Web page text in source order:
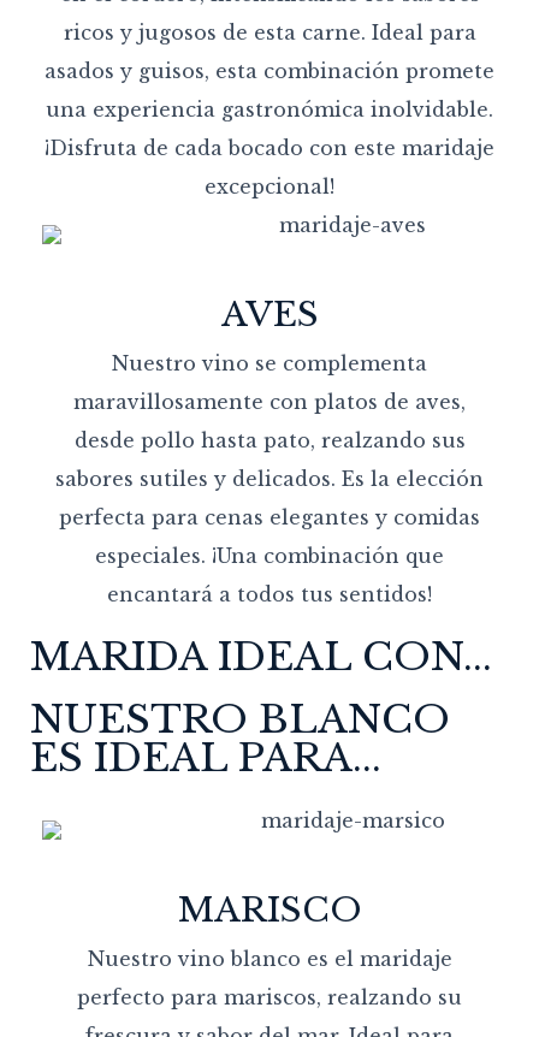
ricos y jugosos de esta carne. Ideal para
asados y guisos, esta combinación promete
una experiencia gastronómica inolvidable.
¡Disfruta de cada bocado con este maridaje
excepcional!
AVES
Nuestro vino se complementa
maravillosamente con platos de aves,
desde pollo hasta pato, realzando sus
sabores sutiles y delicados. Es la elección
perfecta para cenas elegantes y comidas
especiales. ¡Una combinación que
encantará a todos tus sentidos!
MARIDA IDEAL CON...
NUESTRO BLANCO
ES IDEAL PARA...
MARISCO
Nuestro vino blanco es el maridaje
perfecto para mariscos, realzando su